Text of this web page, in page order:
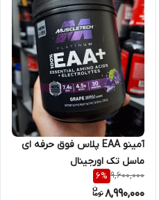
آمینو EAA پلاس فوق حرفه ای
ماسل تک اورجینال
9,600,000
6%
8,990,000